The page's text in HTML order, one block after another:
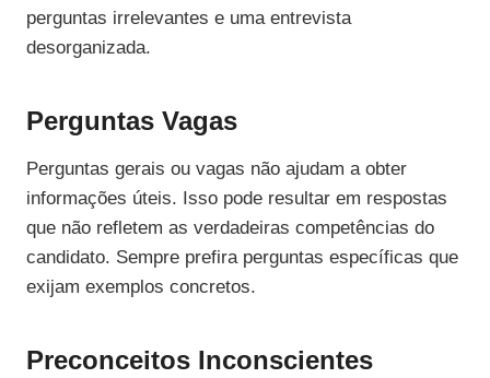
perguntas irrelevantes e uma entrevista
desorganizada.
Perguntas Vagas
Perguntas gerais ou vagas não ajudam a obter
informações úteis. Isso pode resultar em respostas
que não refletem as verdadeiras competências do
candidato. Sempre prefira perguntas específicas que
exijam exemplos concretos.
Preconceitos Inconscientes